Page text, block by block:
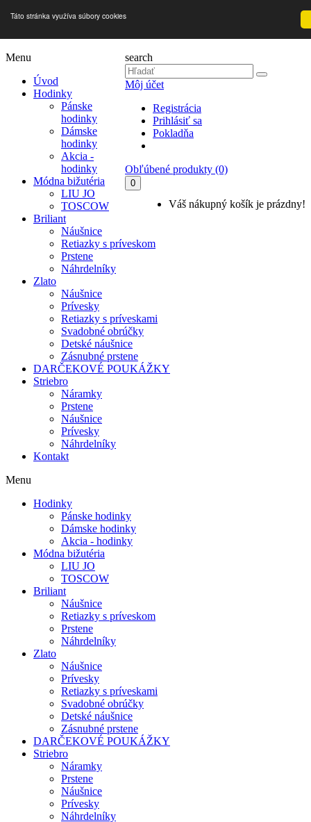
Táto stránka využíva súbory cookies
search
Môj účet
Registrácia
Prihlásiť sa
Pokladňa
Obľúbené produkty (0)
0
Váš nákupný košík je prázdny!
Menu
Úvod
Hodinky
Pánske
hodinky
Dámske
hodinky
Akcia -
hodinky
Módna bižutéria
LIU JO
TOSCOW
Briliant
Náušnice
Retiazky s príveskom
Prstene
Náhrdelníky
Zlato
Náušnice
Prívesky
Retiazky s príveskami
Svadobné obrúčky
Detské náušnice
Zásnubné prstene
DARČEKOVÉ POUKÁŽKY
Striebro
Náramky
Prstene
Náušnice
Prívesky
Náhrdelníky
Kontakt
Menu
Hodinky
Pánske hodinky
Dámske hodinky
Akcia - hodinky
Módna bižutéria
LIU JO
TOSCOW
Briliant
Náušnice
Retiazky s príveskom
Prstene
Náhrdelníky
Zlato
Náušnice
Prívesky
Retiazky s príveskami
Svadobné obrúčky
Detské náušnice
Zásnubné prstene
DARČEKOVÉ POUKÁŽKY
Striebro
Náramky
Prstene
Náušnice
Prívesky
Náhrdelníky